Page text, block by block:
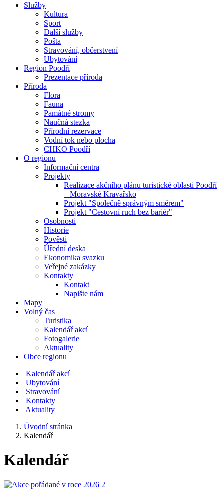
Služby
Kultura
Sport
Další služby
Pošta
Stravování, občerstvení
Ubytování
Region Poodří
Prezentace příroda
Příroda
Flora
Fauna
Památné stromy
Naučná stezka
Přírodní rezervace
Vodní tok nebo plocha
CHKO Poodří
O regionu
Informační centra
Projekty
Realizace akčního plánu turistické oblasti Poodří
– Moravské Kravařsko
Projekt "Společně správným směrem"
Projekt "Cestovní ruch bez bariér"
Osobnosti
Historie
Pověsti
Úřední deska
Ekonomika svazku
Veřejné zakázky
Kontakty
Kontakt
Napište nám
Mapy
Volný čas
Turistika
Kalendář akcí
Fotogalerie
Aktuality
Obce regionu
Kalendář akcí
Ubytování
Stravování
Kontakty
Aktuality
Úvodní stránka
Kalendář
Kalendář